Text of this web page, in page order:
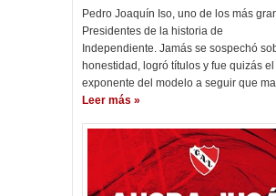
Pedro Joaquín Iso, uno de los más
Presidentes de la historia de
Independiente. Jamás se sospechó
honestidad, logró títulos y fue quizás
exponente del modelo a seguir que
Leer más »